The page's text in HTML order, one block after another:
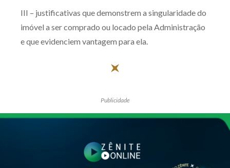
III – justificativas que demonstrem a singularidade do
imóvel a ser comprado ou locado pela Administração
e que evidenciem vantagem para ela.
Publicidade